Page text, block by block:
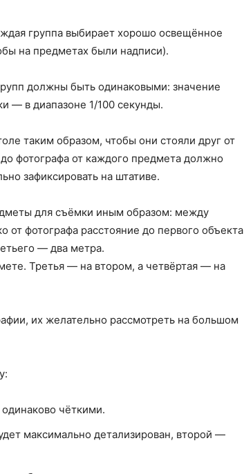
группа выбирает хорошо освещённое
на предметах были надписи).
должны быть одинаковыми: значение
— в диапазоне 1/100 секунды.
таким образом, чтобы они стояли друг от
фотографа от каждого предмета должно
зафиксировать на штативе.
для съёмки иным образом: между
фотографа расстояние до первого объекта
— два метра.
Третья — на втором, а четвёртая — на
их желательно рассмотреть на большом
чёткими.
максимально детализирован, второй —